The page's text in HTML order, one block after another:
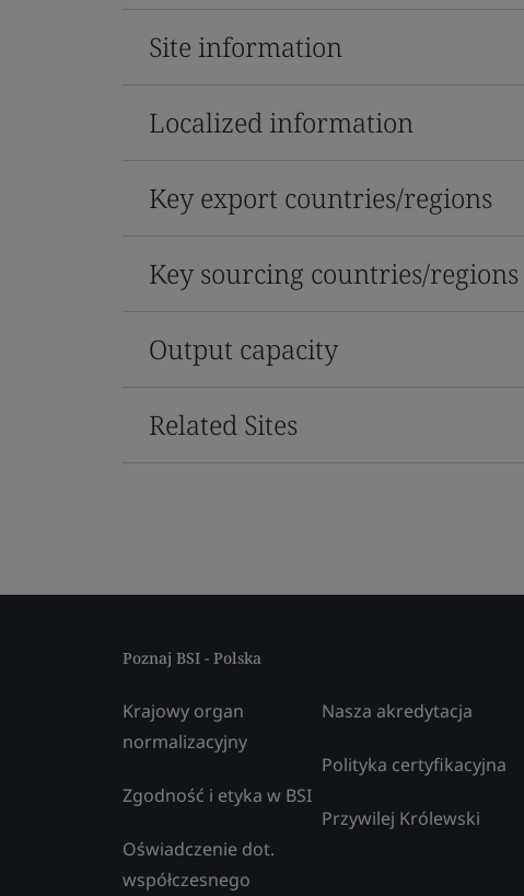
Site information
Localized information
Key export countries/regions
Key sourcing countries/regions
Output capacity
Related Sites
Poznaj BSI - Polska
Krajowy organ
normalizacyjny
Zgodność i etyka w BSI
Oświadczenie dot.
współczesnego
Nasza akredytacja
Polityka certyfikacyjna
Przywilej Królewski